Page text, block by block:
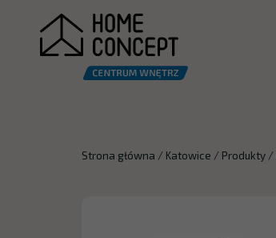
Strona główna / Katowice /Produkty /